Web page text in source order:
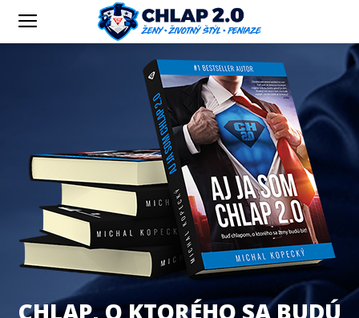
CHLAP, O KTORÉHO SA BUDÚ